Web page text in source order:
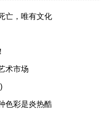
亡，唯有文化
术市场
色彩是炎热酷